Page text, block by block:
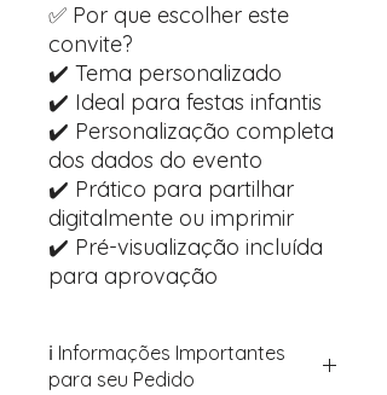
✅ Por que escolher este
convite?
✔️ Tema personalizado
✔️ Ideal para festas infantis
✔️ Personalização completa
dos dados do evento
✔️ Prático para partilhar
digitalmente ou imprimir
✔️ Pré-visualização incluída
para aprovação
ℹ️ Informações Importantes
para seu Pedido